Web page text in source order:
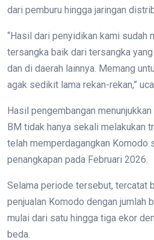
dari pemburu hingga jaringan
“Hasil dari penyidikan kami sudah
tersangka baik dari tersangka
dan di daerah lainnya. Memang
agak sedikit lama rekan-rekan,”
Hasil pengembangan
BM tidak hanya sekali melakukan
telah memperdagangkan Komodo
penangkapan pada Februari 2026.
Selama periode tersebut, tercatat
penjualan Komodo dengan jumlah
mulai dari satu hingga tiga ekor
beda.